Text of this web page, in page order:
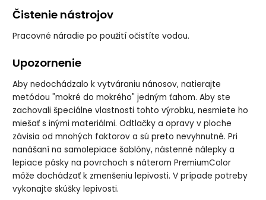
Čistenie nástrojov
Pracovné náradie po použití očistíte vodou.
Upozornenie
Aby nedochádzalo k vytváraniu nánosov, natierajte
metódou "mokré do mokrého" jedným ťahom. Aby ste
zachovali špeciálne vlastnosti tohto výrobku, nesmiete ho
miešať s inými materiálmi. Odtlačky a opravy v ploche
závisia od mnohých faktorov a sú preto nevyhnutné. Pri
nanášaní na samolepiace šablóny, nástenné nálepky a
lepiace pásky na povrchoch s náterom PremiumColor
môže dochádzať k zmenšeniu lepivosti. V prípade potreby
vykonajte skúšky lepivosti.